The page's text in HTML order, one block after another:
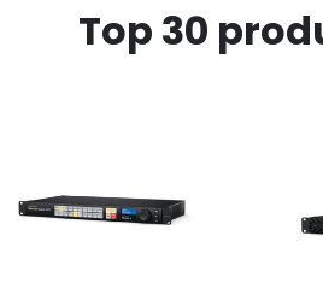
E non ultima la ridondanza
una connessione sicura,
address (PA), progetti
sportivi, musei, parchi
Top 30